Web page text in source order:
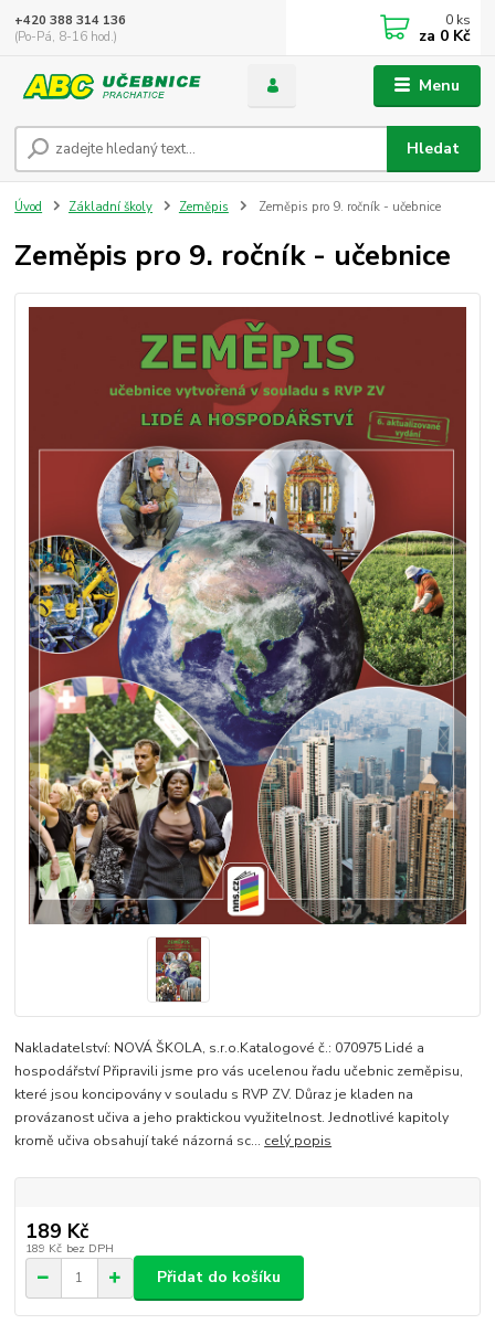
Menu
Hledat
+420 388 314 136
(Po-Pá, 8-16 hod.)
0 ks
za 0 Kč
Úvod Základní školy Zeměpis Zeměpis pro 9. ročník - učebnice
Zeměpis pro 9. ročník - učebnice
Nakladatelství: NOVÁ ŠKOLA, s.r.o.Katalogové č.: 070975 Lidé a
hospodářství Připravili jsme pro vás ucelenou řadu učebnic zeměpisu,
které jsou koncipovány v souladu s RVP ZV. Důraz je kladen na
provázanost učiva a jeho praktickou využitelnost. Jednotlivé kapitoly
kromě učiva obsahují také názorná sc... celý popis
189 Kč
189 Kč bez DPH
Přidat do košíku